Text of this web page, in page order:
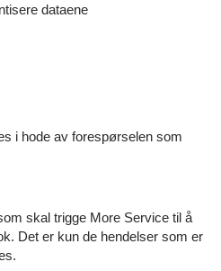
dataene
i hode av forespørselen som
skal trigge More Service til å
Det er kun de hendelser som er